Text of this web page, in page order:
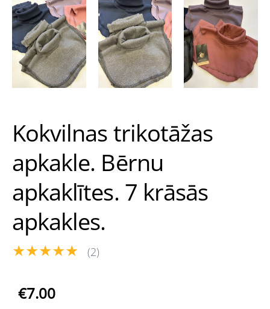
Kokvilnas trikotāžas
apkakle. Bērnu
apkaklītes. 7 krāsās
apkakles.
★★★★★ (2)
€7.00